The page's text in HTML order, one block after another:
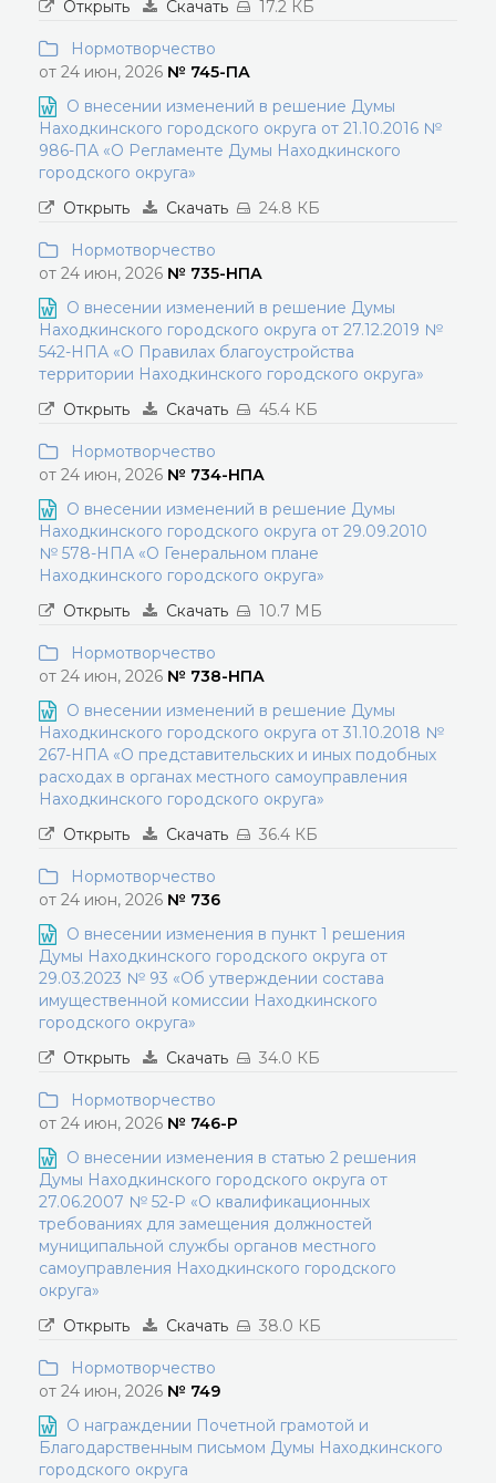
Открыть Скачать 17.2 КБ
Нормотворчество
от 24 июн, 2026 № 745-ПА
О внесении изменений в решение Думы
Находкинского городского округа от 21.10.2016 №
986-ПА «О Регламенте Думы Находкинского
городского округа»
Открыть
Скачать 24.8 КБ
Нормотворчество
от 24 июн, 2026 № 735-НПА
О внесении изменений в решение Думы
Находкинского городского округа от 27.12.2019 №
542-НПА «О Правилах благоустройства
территории Находкинского городского округа»
Открыть
Скачать 45.4 КБ
Нормотворчество
от 24 июн, 2026 № 734-НПА
О внесении изменений в решение Думы
Находкинского городского округа от 29.09.2010
№ 578-НПА «О Генеральном плане
Находкинского городского округа»
Открыть
Скачать 10.7 МБ
Нормотворчество
от 24 июн, 2026 № 738-НПА
О внесении изменений в решение Думы
Находкинского городского округа от 31.10.2018 №
267-НПА «О представительских и иных подобных
расходах в органах местного самоуправления
Находкинского городского округа»
Открыть
Скачать 36.4 КБ
Нормотворчество
от 24 июн, 2026 № 736
О внесении изменения в пункт 1 решения
Думы Находкинского городского округа от
29.03.2023 № 93 «Об утверждении состава
имущественной комиссии Находкинского
городского округа»
Открыть
Скачать 34.0 КБ
Нормотворчество
от 24 июн, 2026 № 746-Р
О внесении изменения в статью 2 решения
Думы Находкинского городского округа от
27.06.2007 № 52-Р «О квалификационных
требованиях для замещения должностей
муниципальной службы органов местного
самоуправления Находкинского городского
округа»
Открыть
Скачать 38.0 КБ
Нормотворчество
от 24 июн, 2026 № 749
О награждении Почетной грамотой и
Благодарственным письмом Думы Находкинского
городского округа